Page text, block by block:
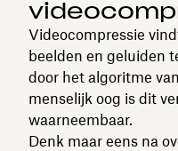
Videocompressie
beelden en geluiden
door het algoritme
menselijk oog is dit
waarneembaar.
Denk maar eens na